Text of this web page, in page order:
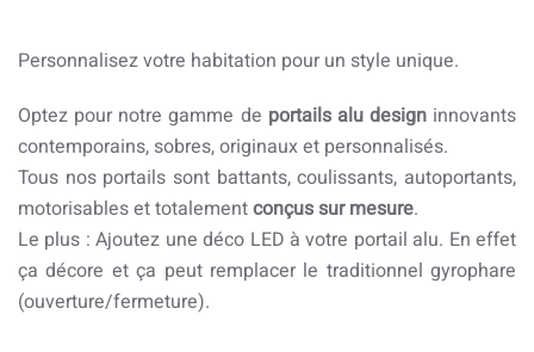
Personnalisez votre habitation pour un style unique.
Optez pour notre gamme de portails alu designinnovants
contemporains, sobres, originaux et personnalisés.
Tous nos portails sont battants, coulissants, autoportants,
motorisables et totalementconçus sur mesure.
Le plus : Ajoutez une déco LED à votre portail alu. En effet
ça décore et ça peut remplacer le traditionnel gyrophare
(ouverture/fermeture).